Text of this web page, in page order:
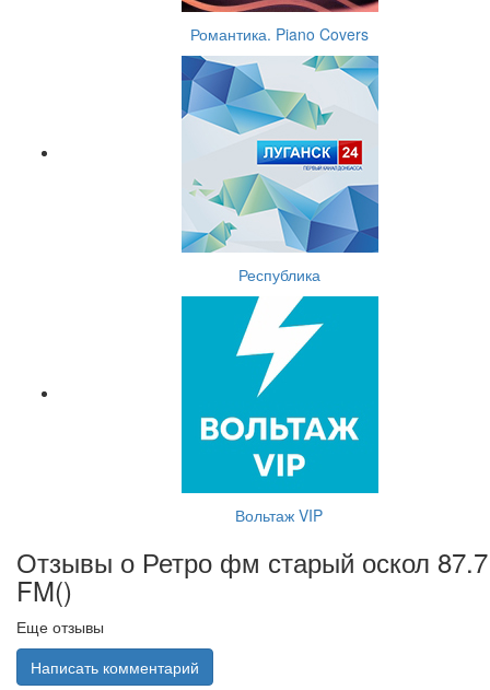
Романтика. Piano Covers
Республика
Вольтаж VIP
Отзывы о Ретро фм старый оскол 87.7
FM()
Еще отзывы
Написать комментарий